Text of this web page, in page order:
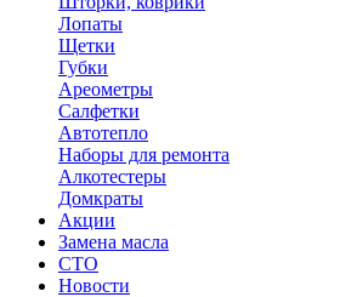
Лопаты
Щетки
Губки
Ареометры
Салфетки
Автотепло
Наборы для ремонта
Алкотестеры
Домкраты
Акции
Замена масла
СТО
Новости